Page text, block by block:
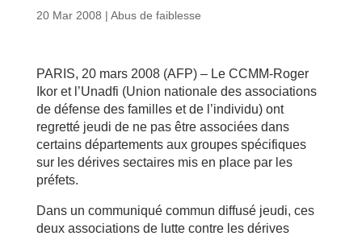
20 Mar 2008 | Abus de faiblesse
PARIS, 20 mars 2008 (AFP) – Le CCMM-Roger
Ikor et l’Unadfi (Union nationale des associations
de défense des familles et de l’individu) ont
regretté jeudi de ne pas être associées dans
certains départements aux groupes spécifiques
sur les dérives sectaires mis en place par les
préfets.
Dans un communiqué commun diffusé jeudi, ces
deux associations de lutte contre les dérives